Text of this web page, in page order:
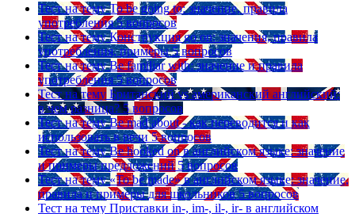
Тест на тему To be going to: значение, правила
употребления 5 вопросов
Тест на тему Конструкция go on: значения, правила
употребления, примеры 5 вопросов
Тест на тему Be familiar with: значение и правила
употребления 5 вопросов
Тест на тему Британский vs американский английский:
в чем разница? 5 вопросов
Тест на тему Be mad about - как переводится и как
использовать в речи 5 вопросов
Тест на тему Be hooked on в английском языке: значение
и примеры предложений 5 вопросов
Тест на тему «To be made» в английском языке: значение,
правила и примеры для школьников 5 вопросов
Тест на тему Приставки in-, im-, il-, ir- в английском